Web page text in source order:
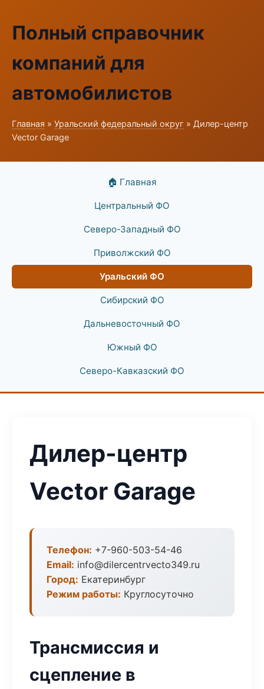
Полный справочник
компаний для
автомобилистов
Главная » Уральский федеральный округ » Дилер-центр
Vector Garage
🏠 Главная
Центральный ФО
Северо-Западный ФО
Приволжский ФО
Уральский ФО
Сибирский ФО
Дальневосточный ФО
Южный ФО
Северо-Кавказский ФО
Дилер-центр
Vector Garage
Телефон: +7-960-503-54-46
Email: info@dilercentrvecto349.ru
Город: Екатеринбург
Режим работы: Круглосуточно
Трансмиссия и
сцепление в